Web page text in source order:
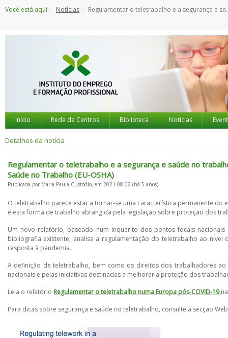
paraVocê está aqui: Notícias Regulamentar o teletrabalho e a segurança e saúde no trabalho num mundo pós-COVID - Relatório da Agência Europeia para a Segurança e Saúde no Trabalho (EU-OSHA)
Início Rede de Centros Biblioteca Notícias
Detalhes da notícia
Regulamentar o teletrabalho e a segurança e saúde no
Saúde no Trabalho (EU-OSHA)
Publicada por Maria Paula Custódio, em 2021-08-02 (há 5 anos)
O teletrabalho parece estar a tornar-se uma característica permanente do
é esta forma de trabalho abrangida pela legislação sobre proteção dos
Um novo relatório, baseado num inquérito dos pontos focais nacionais
bibliografia existente, analisa a regulamentação do teletrabalho ao
resposta à pandemia.
A definição de teletrabalho, bem como os direitos dos trabalhadores
nacionais e pelas iniciativas destinadas a melhorar a proteção dos
Leia o relatório Regulamentar o teletrabalho numa Europa pós-COVID-19
Para dicas sobre segurança e saúde no teletrabalho, consulte a secção